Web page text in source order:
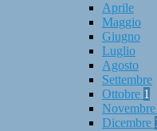
Aprile
Maggio
Giugno
Luglio
Agosto
Settembre
Ottobre 1
Novembre
Dicembre